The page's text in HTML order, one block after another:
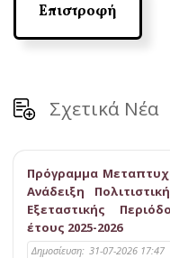
Επιστροφή
Σχετικά Νέα
Πρόγραμμα
Ανάδειξη
Εξεταστικής
έτους 2025-2026
Δημοσίευση: 31-07-2026 17:47